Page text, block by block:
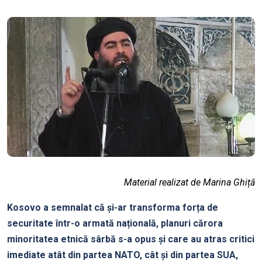
Material realizat de Marina Ghiță
Kosovo a semnalat că și-ar transforma forța de
securitate într-o armată națională, planuri cărora
minoritatea etnică sârbă s-a opus și care au atras critici
imediate atât din partea NATO, cât și din partea SUA,